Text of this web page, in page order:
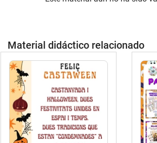
Material didáctico relacionado